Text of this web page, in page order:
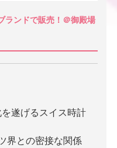
ランドで販売！＠御殿場
遂げるスイス時計
界との密接な関係